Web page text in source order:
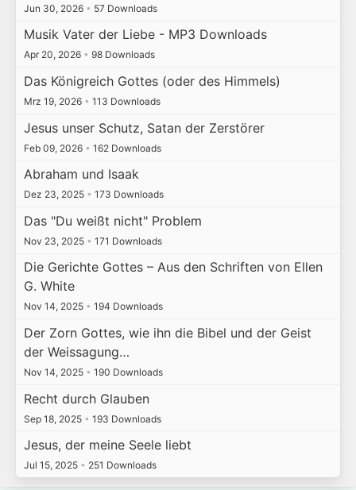
Jun 30, 2026 • 57 Downloads
Musik Vater der Liebe - MP3 Downloads
Apr 20, 2026 • 98 Downloads
Das Königreich Gottes (oder des Himmels)
Mrz 19, 2026 • 113 Downloads
Jesus unser Schutz, Satan der Zerstörer
Feb 09, 2026 • 162 Downloads
Abraham und Isaak
Dez 23, 2025 • 173 Downloads
Das "Du weißt nicht" Problem
Nov 23, 2025 • 171 Downloads
Die Gerichte Gottes – Aus den Schriften von Ellen
G. White
Nov 14, 2025 • 194 Downloads
Der Zorn Gottes, wie ihn die Bibel und der Geist
der Weissagung…
Nov 14, 2025 • 190 Downloads
Recht durch Glauben
Sep 18, 2025 • 193 Downloads
Jesus, der meine Seele liebt
Jul 15, 2025 • 251 Downloads